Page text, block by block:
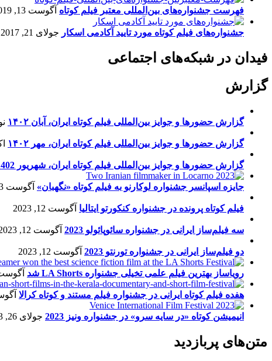
فهرست جشنواره‌های بین‌المللی معتبر فیلم کوتاه آگوست 13, 2019
جشنواره‌های فیلم کوتاه مورد تایید آکادمی اسکار جولای 21, 2017
فیدان در شبکه‌های اجتماعی
گزارش
گزارش حضورها و جوایز بین‌المللی فیلم کوتاه ایران، آبان ۱۴۰۲
گزارش حضورها و جوایز بین‌المللی فیلم کوتاه ایران، مهر ۱۴۰۲
گزارش حضورها و جوایز بین‌المللی فیلم کوتاه ایران، شهریور 1402
جایزه اسپانسر جشنواره لوکارنو به فیلم کوتاه «نگهبان» آگوست 13, 2023
فیلم کوتاه پرونده در جشنواره کنکورتو ایتالیا آگوست 12, 2023
سه فیلم‌ساز ایرانی در جشنواره سائوپائولو 2023 آگوست 12, 2023
دو فیلم‌ساز ایرانی در جشنواره تورنتو 2023 آگوست 12, 2023
رویاساز بهترین فیلم علمی تخیلی جشنواره LA Shorts شد آگوست 5,
هفده فیلم کوتاه ایرانی در جشنواره فیلم مستند و کوتاه کرالا آگوست
انیمیشن کوتاه «در سایه سرو» در جشنواره ونیز 2023 جولای 26, 2023
متن‌های پربازدید